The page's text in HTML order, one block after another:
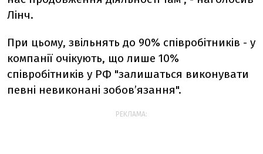
Лінч.
При цьому, звільнять до 90% співробітників - у
компанії очікують, що лише 10%
співробітників у РФ "залишаться виконувати
певні невиконані зобов’язання".
РЕКЛАМА: